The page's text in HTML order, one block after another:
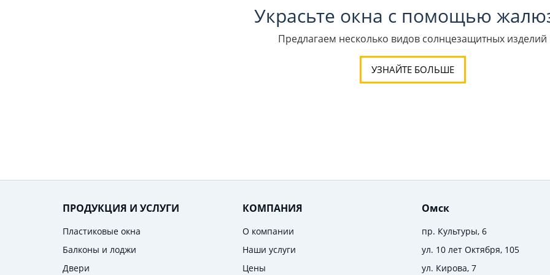
Украсьте окна с помощью
Предлагаем несколько видов солнцезащитных изделий
УЗНАЙТЕ БОЛЬШЕ
ПРОДУКЦИЯ И УСЛУГИ
Пластиковые окна
Балконы и лоджи
Двери
КОМПАНИЯ
О компании
Наши услуги
Цены
Омск
пр. Культуры, 6
ул. 10 лет Октября, 105
ул. Кирова, 7